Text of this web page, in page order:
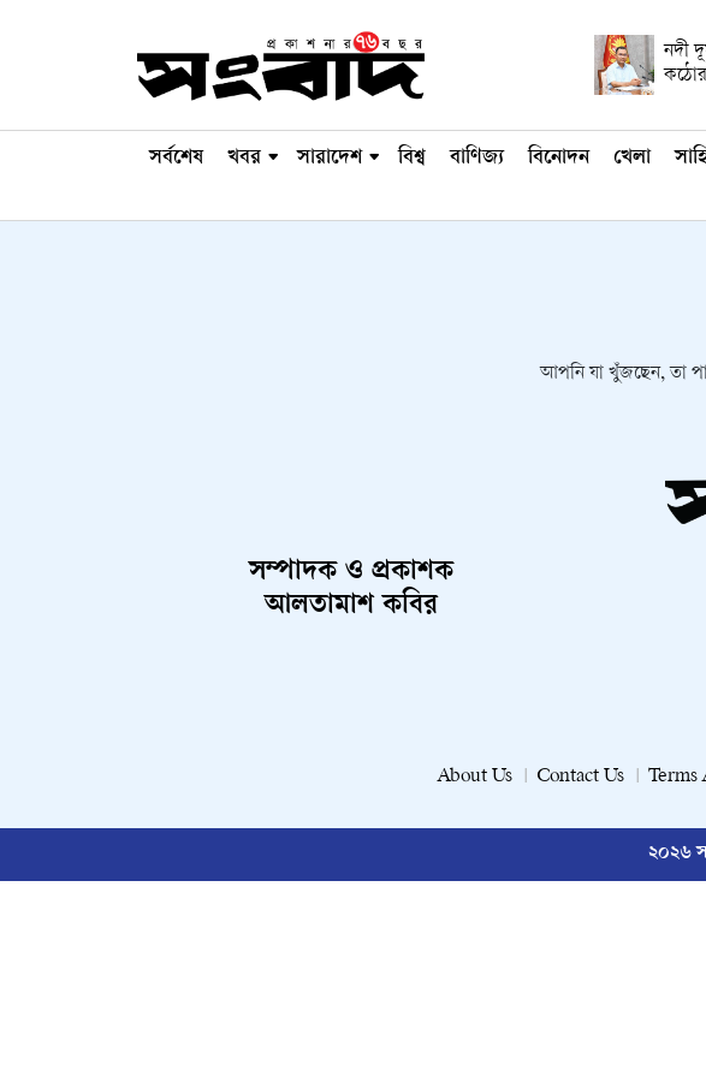
নদী
কঠোর
সর্বশেষ খবর সারাদেশ বিশ্ব বাণিজ্য বিনোদন খেলা
আপনি যা খুঁজছেন, তা
সম্পাদক ও প্রকাশক
আলতামাশ কবির
About Us Contact Us Terms
২০২৬